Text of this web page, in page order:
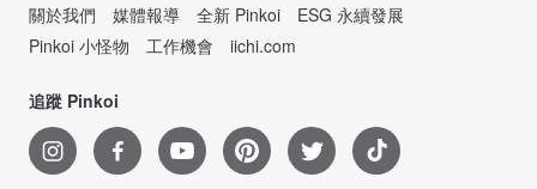
關於我們
媒體報導 全新 Pinkoi
ESG 永續發展
Pinkoi 小怪物
工作機會 iichi.com
追蹤 Pinkoi